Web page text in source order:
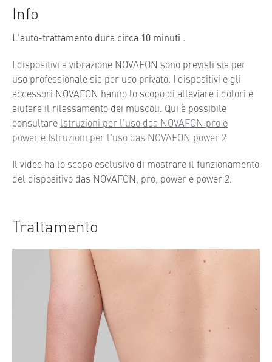
Info
L'auto-trattamento dura circa 10 minuti .
I dispositivi a vibrazione NOVAFON sono previsti sia per
uso professionale sia per uso privato. I dispositivi e gli
accessori NOVAFON hanno lo scopo di alleviare i dolori e
aiutare il rilassamento dei muscoli. Qui è possibile
consultare lstruzioni per l'uso das NOVAFON pro e
power e Istruzioni per l'uso das NOVAFON power 2
Il video ha lo scopo esclusivo di mostrare il funzionamento
del dispositivo das NOVAFON, pro, power e power 2.
Trattamento